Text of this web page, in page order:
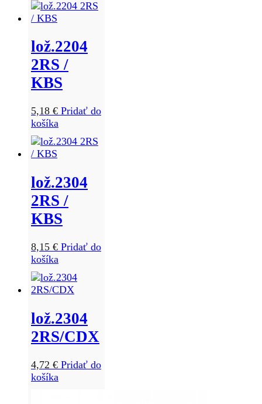
lož.2204
2RS /
KBS
5,18 € Pridať do
košíka
lož.2304
2RS /
KBS
8,15 € Pridať do
košíka
lož.2304
2RS/CDX
4,72 € Pridať do
košíka